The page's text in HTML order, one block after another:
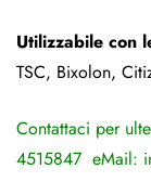
Utilizzabile con
TSC, Bixolon,
Contattaci per
4515847 eMail: